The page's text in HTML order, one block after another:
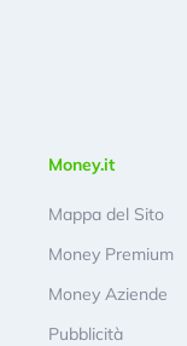
Money.it
Mappa del Sito
Money Premium
Money Aziende
Pubblicità